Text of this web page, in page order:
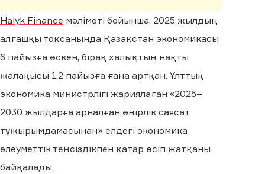
Halyk Finance мәліметі бойынша, 2025 жылдың
алғашқы тоқсанында Қазақстан экономикасы
6 пайызға өскен, бірақ халықтың нақты
жалақысы 1,2 пайызға ғана артқан. Ұлттық
экономика министрлігі жариялаған «2025–
2030 жылдарға арналған өңірлік саясат
тұжырымдамасынан» елдегі экономика
әлеуметтік теңсіздікпен қатар өсіп жатқаны
байқалады.